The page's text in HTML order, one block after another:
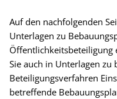
Auf den nachfolgenden
Unterlagen zu
Öffentlichkeitsbeteiligung
Sie auch in Unterlagen
Beteiligungsverfahren
betreffende